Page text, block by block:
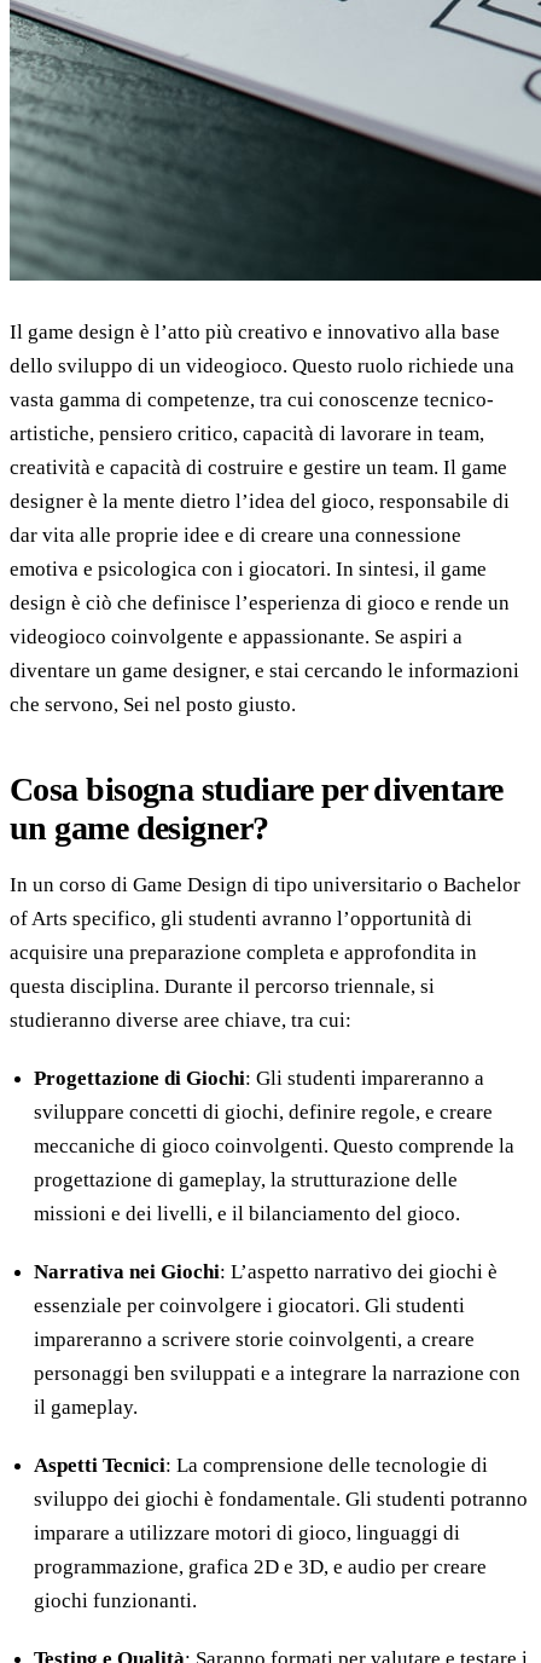
Il game design è l’atto più creativo e innovativo alla base
dello sviluppo di un videogioco. Questo ruolo richiede una
vasta gamma di competenze, tra cui conoscenze tecnico-
artistiche, pensiero critico, capacità di lavorare in team,
creatività e capacità di costruire e gestire un team. Il game
designer è la mente dietro l’idea del gioco, responsabile di
dar vita alle proprie idee e di creare una connessione
emotiva e psicologica con i giocatori. In sintesi, il game
design è ciò che definisce l’esperienza di gioco e rende un
videogioco coinvolgente e appassionante. Se aspiri a
diventare un game designer, e stai cercando le informazioni
che servono, Sei nel posto giusto.
Cosa bisogna studiare per diventare
un game designer?
In un corso di Game Design di tipo universitario o Bachelor
of Arts specifico, gli studenti avranno l’opportunità di
acquisire una preparazione completa e approfondita in
questa disciplina. Durante il percorso triennale, si
studieranno diverse aree chiave, tra cui:
Progettazione di Giochi: Gli studenti impareranno a
sviluppare concetti di giochi, definire regole, e creare
meccaniche di gioco coinvolgenti. Questo comprende la
progettazione di gameplay, la strutturazione delle
missioni e dei livelli, e il bilanciamento del gioco.
Narrativa nei Giochi: L’aspetto narrativo dei giochi è
essenziale per coinvolgere i giocatori. Gli studenti
impareranno a scrivere storie coinvolgenti, a creare
personaggi ben sviluppati e a integrare la narrazione con
il gameplay.
Aspetti Tecnici: La comprensione delle tecnologie di
sviluppo dei giochi è fondamentale. Gli studenti potranno
imparare a utilizzare motori di gioco, linguaggi di
programmazione, grafica 2D e 3D, e audio per creare
giochi funzionanti.